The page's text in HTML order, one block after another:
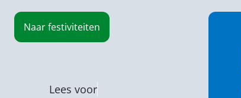
Naarfestiviteiten
Lees voor